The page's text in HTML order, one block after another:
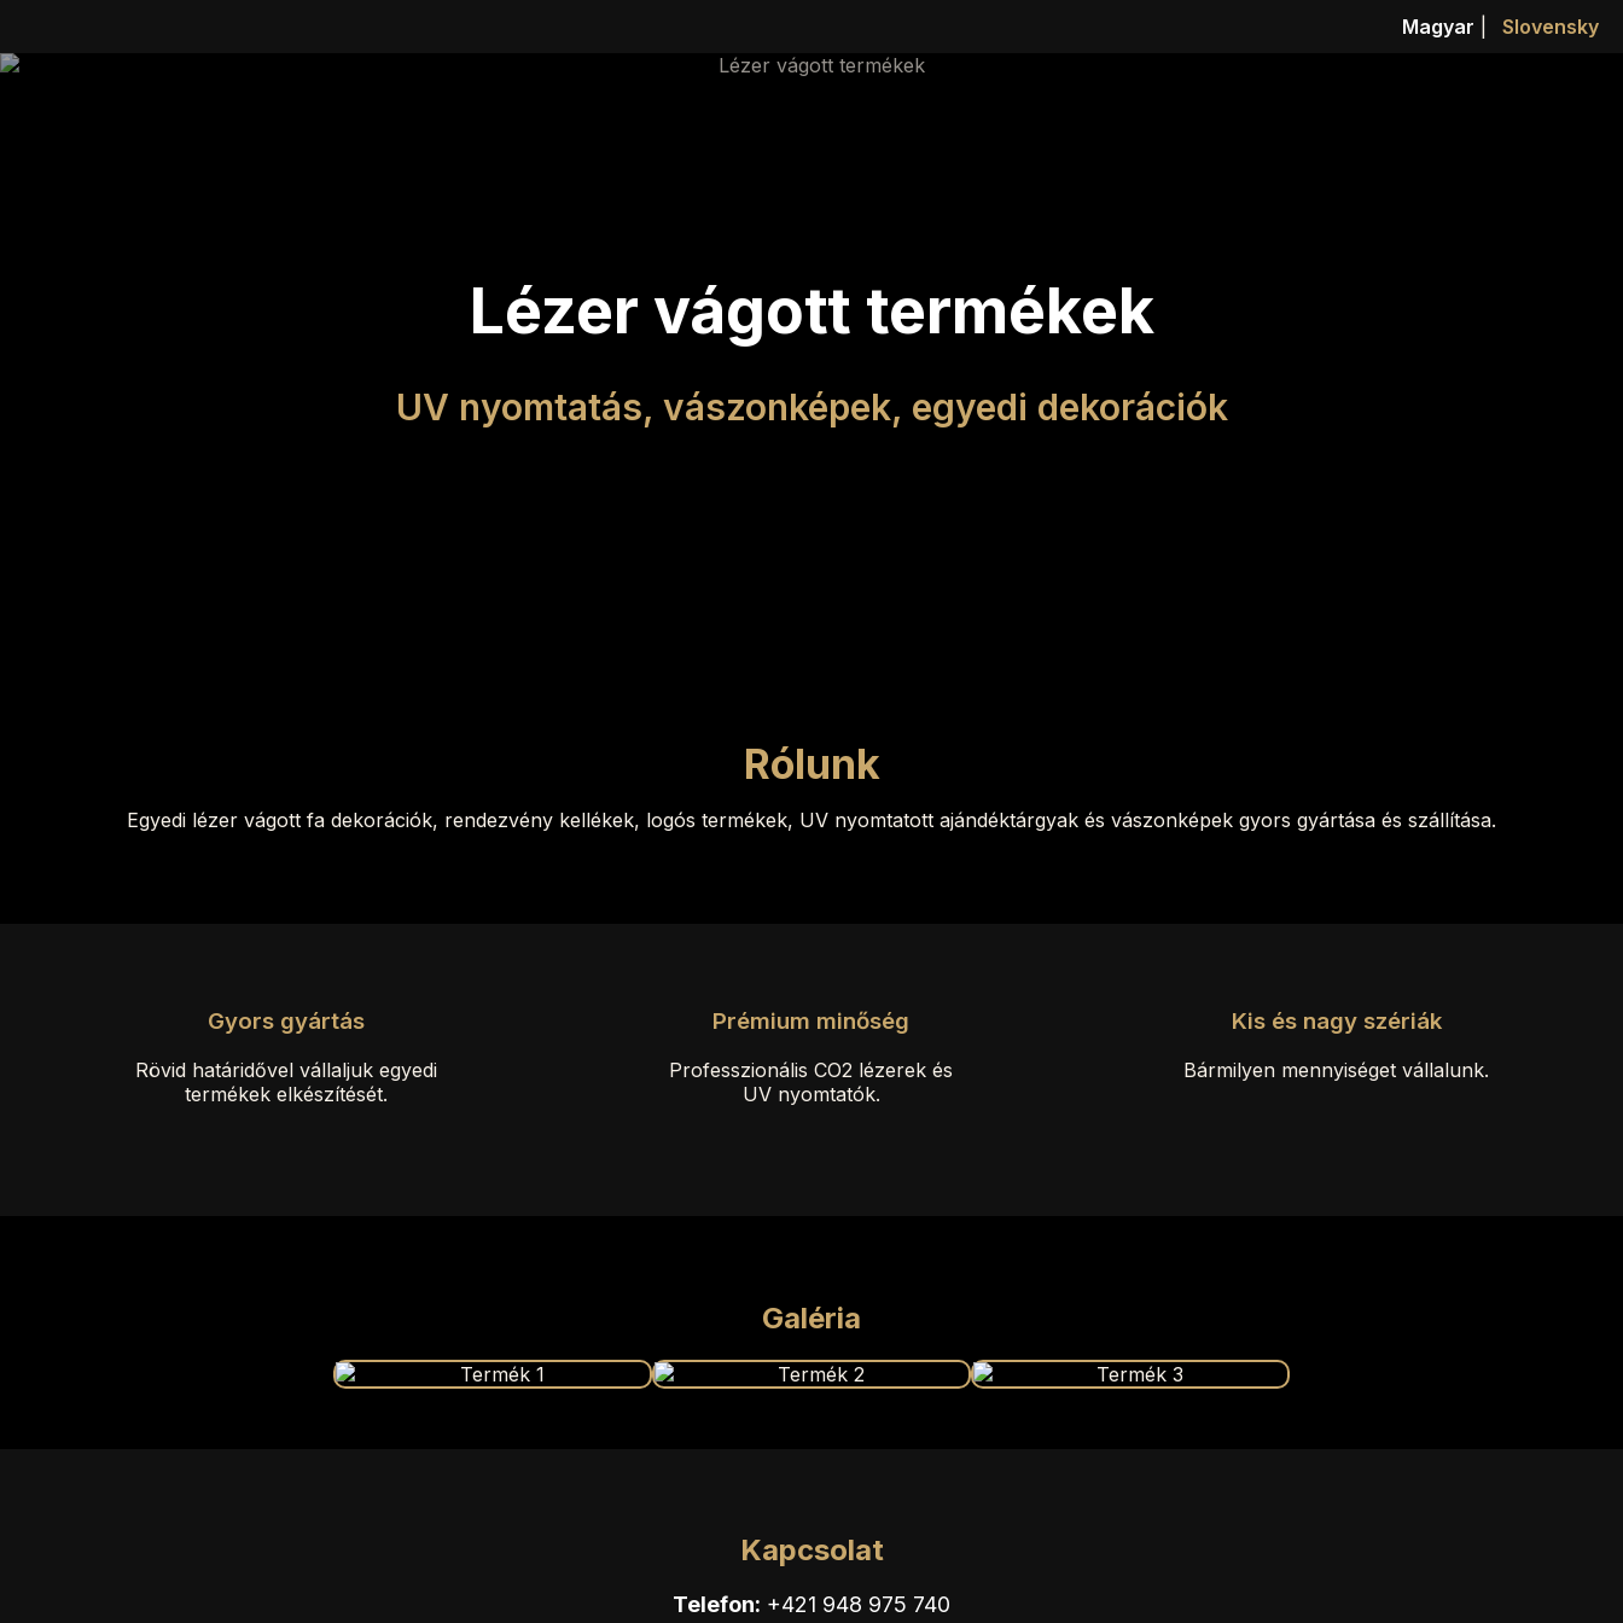
Magyar Slovensky
Lézer vágott termékek
UV nyomtatás, vászonképek, egyedi dekorációk
Rólunk
Egyedi lézer vágott fa dekorációk, rendezvény kellékek, logós termékek, UV nyomtatott ajándéktárgyak és vászonképek gyors gyártása és szállítása.
Gyors gyártás
Rövid határidővel vállaljuk egyedi
termékek elkészítését.
Prémium minőség
Professzionális CO2 lézerek és
UV nyomtatók.
Kis és nagy szériák
Bármilyen mennyiséget vállalunk.
Galéria
Kapcsolat
Telefon: +421 948 975 740